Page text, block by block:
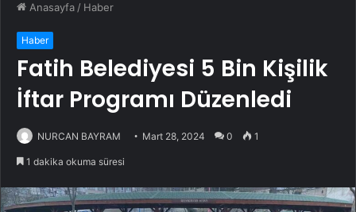
Anasayfa / Haber
Haber
Fatih Belediyesi 5 Bin Kişilik
İftar Programı Düzenledi
NURCAN BAYRAM Mart 28, 2024 0 1
1 dakika okuma süresi